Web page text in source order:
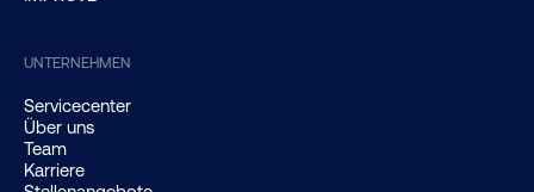
UNTERNEHMEN
Servicecenter
Über uns
Team
Karriere